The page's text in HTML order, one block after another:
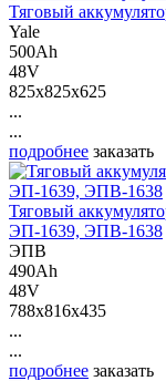
Тяговый
Yale
500Ah
48V
825x825x625
...
...
подробнее заказать
Тяговый
ЭП-1639, ЭПВ-1638
ЭПВ
490Ah
48V
788x816x435
...
...
подробнее заказать